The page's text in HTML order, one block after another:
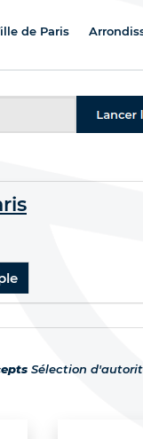
de Paris
Sélection